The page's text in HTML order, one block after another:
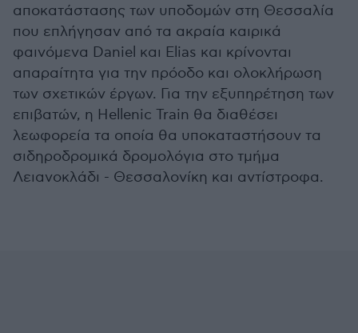
αποκατάστασης των υποδομών στη Θεσσαλία
που επλήγησαν από τα ακραία καιρικά
φαινόμενα Daniel και Elias και κρίνονται
απαραίτητα για την πρόοδο και ολοκλήρωση
των σχετικών έργων. Για την εξυπηρέτηση των
επιβατών, η Hellenic Train θα διαθέσει
λεωφορεία τα οποία θα υποκαταστήσουν τα
σιδηροδρομικά δρομολόγια στο τμήμα
Λειανοκλάδι - Θεσσαλονίκη και αντίστροφα.